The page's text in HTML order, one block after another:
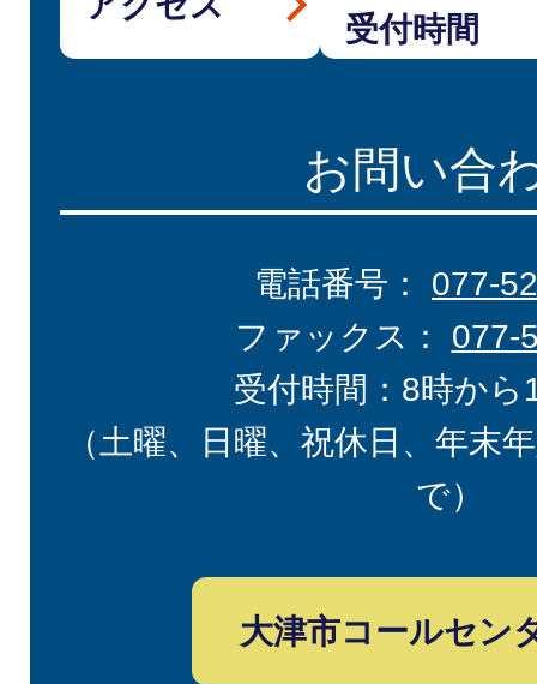
受付時間
お問い合
電話番号： 077-
ファックス： 077-
受付時間：8時から
（土曜、日曜、祝休日、年末
で）
大津市コールセン